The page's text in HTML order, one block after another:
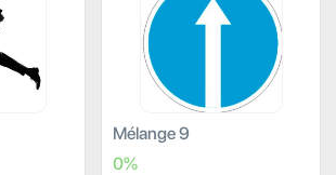
Mélange 9
0%